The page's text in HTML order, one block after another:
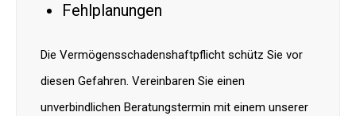
Fehlplanungen
Die Vermögensschadenshaftpflicht schütz Sie vor
diesen Gefahren. Vereinbaren Sie einen
unverbindlichen Beratungstermin mit einem unserer